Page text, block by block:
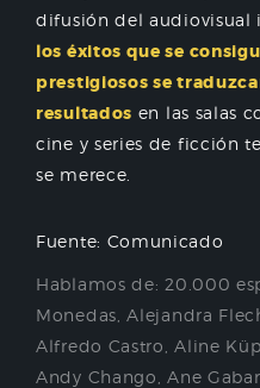
difusión del audiovisual
los éxitos que se
prestigiosos se
resultados en las salas
cine y series de ficción
se merece.
Fuente: Comunicado
Hablamos de:20.000
Monedas ,Alejandra
Alfredo Castro ,Aline
Andy Chango ,Ane